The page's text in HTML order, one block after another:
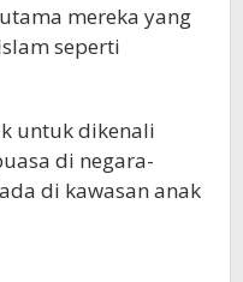
mereka yang
seperti
untuk dikenali
di negara-
di kawasan anak